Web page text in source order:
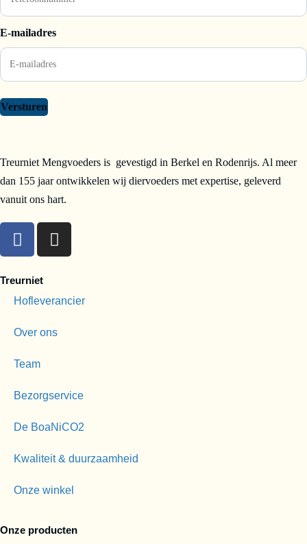
E-mailadres
Versturen
Treurniet Mengvoeders is gevestigd in Berkel en Rodenrijs. Al meer
dan 155 jaar ontwikkelen wij diervoeders met expertise, geleverd
vanuit ons hart.
Treurniet
Hofleverancier
Over ons
Team
Bezorgservice
De BoaNiCO2
Kwaliteit & duurzaamheid
Onze winkel
Onze producten